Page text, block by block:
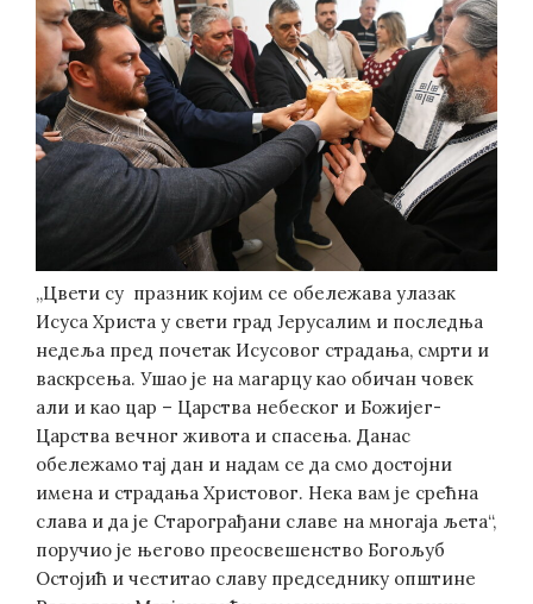
„Цвети су празник којим се обележава улазак
Исуса Христа у свети град Јерусалим и последња
недеља пред почетак Исусовог страдања, смрти и
васкрсења. Ушао је на магарцу као обичан човек
али и као цар – Царства небеског и Божијег-
Царства вечног живота и спасења. Данас
обележамо тај дан и надам се да смо достојни
имена и страдања Христовог. Нека вам је срећна
слава и да је Старограђани славе на многаја љета“,
поручио је његово преосвешенство Богољуб
Остојић и честитао славу председнику општине